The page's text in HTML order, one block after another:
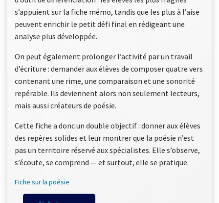
s’appuient sur la fiche mémo, tandis que les plus à l’aise
peuvent enrichir le petit défi final en rédigeant une
analyse plus développée.
On peut également prolonger l’activité par un travail
d’écriture : demander aux élèves de composer quatre vers
contenant une rime, une comparaison et une sonorité
repérable. Ils deviennent alors non seulement lecteurs,
mais aussi créateurs de poésie.
Cette fiche a donc un double objectif : donner aux élèves
des repères solides et leur montrer que la poésie n’est
pas un territoire réservé aux spécialistes. Elle s’observe,
s’écoute, se comprend — et surtout, elle se pratique.
Fiche sur la poésie